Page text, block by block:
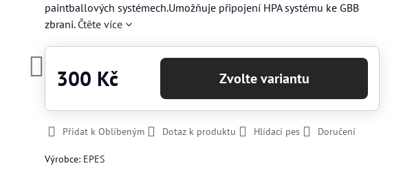
paintballových systémech.Umožňuje připojení HPA systému ke GBB
zbrani. Čtěte více
300 Kč Zvolte variantu
Přidat k Oblíbeným Dotaz k produktu Hlídací pes Doručení
Výrobce: EPES